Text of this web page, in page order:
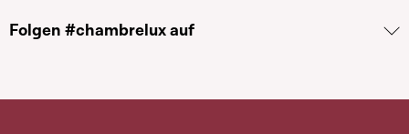
Folgen #chambrelux auf